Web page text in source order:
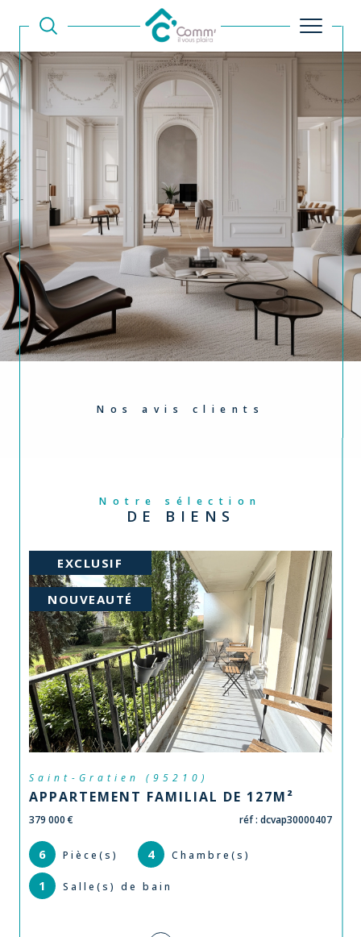
Nos avis clients
Notre sélection
DE BIENS
EXCLUSIF
NOUVEAUTÉ
Saint-Gratien (95210)
APPARTEMENT FAMILIAL DE 127M²
379 000 € réf : dcvap30000407
6 Pièce(s) 4 Chambre(s)
1 Salle(s) de bain